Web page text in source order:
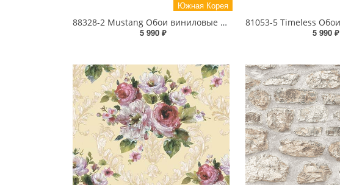
Южная Корея
88328-2 Mustang Обои виниловые на бумажной основе 1.06*15.6
5 990 ₽
5 990 ₽